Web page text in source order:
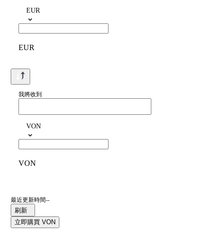
EUR
EUR
我將收到
VON
VON
最近更新時間--
刷新
立即購買 VON